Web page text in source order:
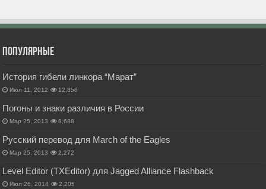
Популярные
История гибели линкора “Марат”
Июл 11, 2012 12,856
Погоны и знаки различия в России
Мар 25, 2013 8,688
Русский перевод для March of the Eagles
Мар 25, 2013 2,272
Level Editor (TXEditor) для Jagged Alliance Flashback
Июл 26, 2014 2,205